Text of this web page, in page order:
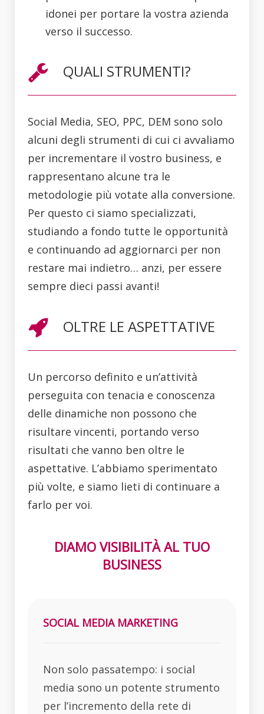
idonei per portare la vostra azienda
verso il successo.
QUALI STRUMENTI?
Social Media, SEO, PPC, DEM sono solo
alcuni degli strumenti di cui ci avvaliamo
per incrementare il vostro business, e
rappresentano alcune tra le
metodologie più votate alla conversione.
Per questo ci siamo specializzati,
studiando a fondo tutte le opportunità
e continuando ad aggiornarci per non
restare mai indietro… anzi, per essere
sempre dieci passi avanti!
OLTRE LE ASPETTATIVE
Un percorso definito e un’attività
perseguita con tenacia e conoscenza
delle dinamiche non possono che
risultare vincenti, portando verso
risultati che vanno ben oltre le
aspettative. L’abbiamo sperimentato
più volte, e siamo lieti di continuare a
farlo per voi.
DIAMO VISIBILITÀ AL TUO
BUSINESS
SOCIAL MEDIA MARKETING
Non solo passatempo: i social
media sono un potente strumento
per l’incremento della rete di